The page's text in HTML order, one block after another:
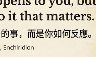
獄自枯竭。 我若向餓鬼，餓鬼
。 我若向畜生，自得大智慧。
麼—《你就是世界》克里希那
膽小鬼-李彥甫Andrew